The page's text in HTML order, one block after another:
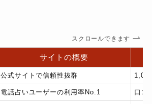
スクロールできます
サイトの概要
公式サイトで信頼性抜群
電話占いユーザーの利用率No.1 口コ